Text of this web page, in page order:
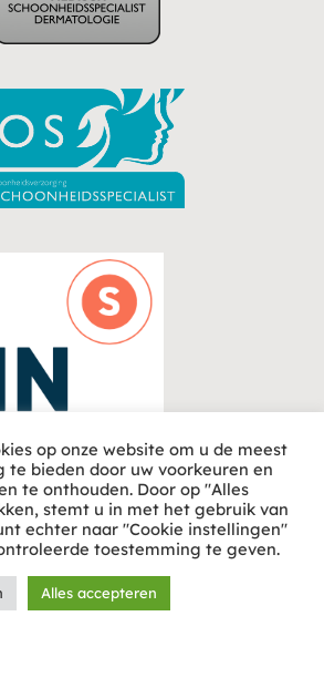
op onze website om u de meest
te bieden door uw voorkeuren en
te onthouden. Door op "Alles
stemt u in met het gebruik van
echter naar "Cookie instellingen"
toestemming te geven.
Alles accepteren